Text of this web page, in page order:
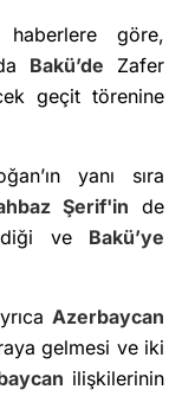
göre,
Bakü’de Zafer
geçit törenine
yanı sıra
Şerif'in de
ve Bakü’ye
Azerbaycan
gelmesi ve iki
ilişkilerinin